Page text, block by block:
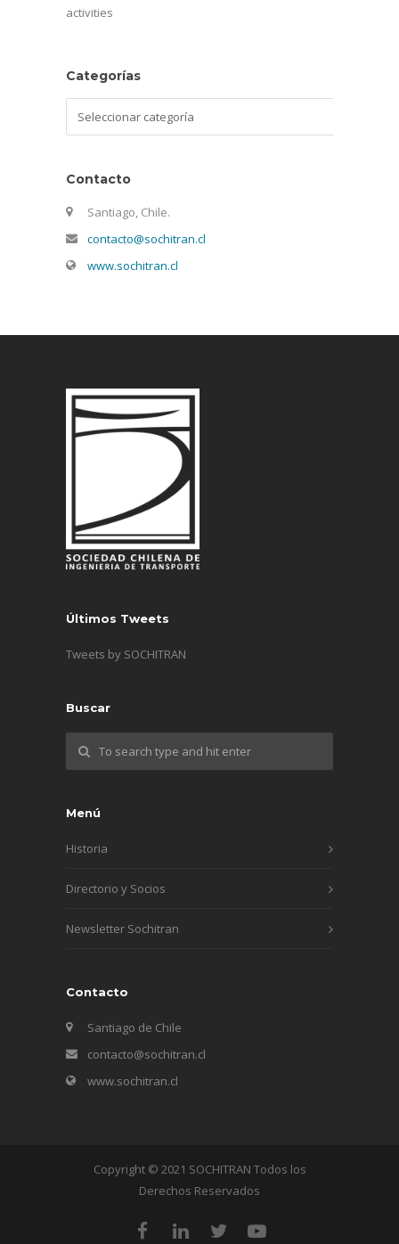
activities
Categorías
Contacto
Santiago, Chile.
contacto@sochitran.cl
www.sochitran.cl
Últimos Tweets
Tweets by SOCHITRAN
Buscar
Menú
Historia
Directorio y Socios
Newsletter Sochitran
Contacto
Santiago de Chile
contacto@sochitran.cl
www.sochitran.cl
Copyright © 2021 SOCHITRAN Todos los
Derechos Reservados